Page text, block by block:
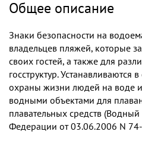
Общее описание
Знаки безопасности на
владельцев пляжей, которые
своих гостей, а также для
госструктур. Устанавливаются
охраны жизни людей на воде
водными объектами для
плавательных средств
Федерации от 03.06.2006 N